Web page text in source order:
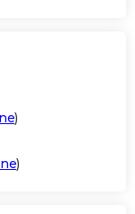
)
)